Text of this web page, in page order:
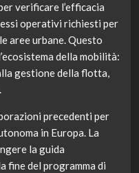
verificare l’efficacia
operativi richiesti per
aree urbane. Questo
della mobilità:
gestione della flotta,
precedenti per
in Europa. La
la guida
fine del programma di